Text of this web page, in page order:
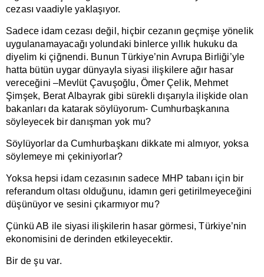
cezası vaadiyle yaklaşıyor.
Sadece idam cezası değil, hiçbir cezanın geçmişe yönelik
uygulanamayacağı yolundaki binlerce yıllık hukuku da
diyelim ki çiğnendi. Bunun Türkiye’nin Avrupa Birliği’yle
hatta bütün uygar dünyayla siyasi ilişkilere ağır hasar
vereceğini –Mevlüt Çavuşoğlu, Ömer Çelik, Mehmet
Şimşek, Berat Albayrak gibi sürekli dışarıyla ilişkide olan
bakanları da katarak söylüyorum- Cumhurbaşkanına
söyleyecek bir danışman yok mu?
Söylüyorlar da Cumhurbaşkanı dikkate mi almıyor, yoksa
söylemeye mi çekiniyorlar?
Yoksa hepsi idam cezasının sadece MHP tabanı için bir
referandum oltası olduğunu, idamın geri getirilmeyeceğini
düşünüyor ve sesini çıkarmıyor mu?
Çünkü AB ile siyasi ilişkilerin hasar görmesi, Türkiye’nin
ekonomisini de derinden etkileyecektir.
Bir de şu var.